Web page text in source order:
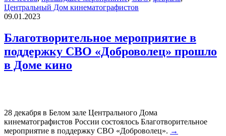
Центральный Дом кинематографистов
09.01.2023
Благотворительное мероприятие в
поддержку СВО «Доброволец» прошло
в Доме кино
28 декабря в Белом зале Центрального Дома
кинематографистов России состоялось Благотворительное
мероприятие в поддержку СВО «Доброволец». →